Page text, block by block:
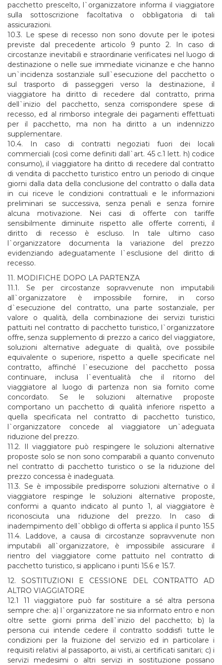
pacchetto prescelto, l`organizzatore informa il viaggiatore
sulla sottoscrizione facoltativa o obbligatoria di tali
assicurazioni.
10.3. Le spese di recesso non sono dovute per le ipotesi
previste dal precedente articolo 9 punto 2. In caso di
circostanze inevitabili e straordinarie verificatesi nel luogo di
destinazione o nelle sue immediate vicinanze e che hanno
un`incidenza sostanziale sull`esecuzione del pacchetto o
sul trasporto di passeggeri verso la destinazione, il
viaggiatore ha diritto di recedere dal contratto, prima
dell`inizio del pacchetto, senza corrispondere spese di
recesso, ed al rimborso integrale dei pagamenti effettuati
per il pacchetto, ma non ha diritto a un indennizzo
supplementare.
10.4. In caso di contratti negoziati fuori dei locali
commerciali (così come definiti dall`art. 45 c.1 lett. h) codice
consumo), il viaggiatore ha diritto di recedere dal contratto
di vendita di pacchetto turistico entro un periodo di cinque
giorni dalla data della conclusione del contratto o dalla data
in cui riceve le condizioni contrattuali e le informazioni
preliminari se successiva, senza penali e senza fornire
alcuna motivazione. Nei casi di offerte con tariffe
sensibilmente diminuite rispetto alle offerte correnti, il
diritto di recesso è escluso. In tale ultimo caso
l`organizzatore documenta la variazione del prezzo
evidenziando adeguatamente l`esclusione del diritto di
recesso.
11. MODIFICHE DOPO LA PARTENZA
11.1. Se per circostanze sopravvenute non imputabili
all`organizzatore è impossibile fornire, in corso
d`esecuzione del contratto, una parte sostanziale, per
valore o qualità, della combinazione dei servizi turistici
pattuiti nel contratto di pacchetto turistico, l`organizzatore
offre, senza supplemento di prezzo a carico del viaggiatore,
soluzioni alternative adeguate di qualità, ove possibile
equivalente o superiore, rispetto a quelle specificate nel
contratto, affinché l`esecuzione del pacchetto possa
continuare, inclusa l`eventualità che il ritorno del
viaggiatore al luogo di partenza non sia fornito come
concordato. Se le soluzioni alternative proposte
comportano un pacchetto di qualità inferiore rispetto a
quella specificata nel contratto di pacchetto turistico,
l`organizzatore concede al viaggiatore un`adeguata
riduzione del prezzo.
11.2. Il viaggiatore può respingere le soluzioni alternative
proposte solo se non sono comparabili a quanto convenuto
nel contratto di pacchetto turistico o se la riduzione del
prezzo concessa è inadeguata.
11.3. Se è impossibile predisporre soluzioni alternative o il
viaggiatore respinge le soluzioni alternative proposte,
conformi a quanto indicato al punto 1, al viaggiatore è
riconosciuta una riduzione del prezzo. In caso di
inadempimento dell`obbligo di offerta si applica il punto 15.5
11.4. Laddove, a causa di circostanze sopravvenute non
imputabili all`organizzatore, è impossibile assicurare il
rientro del viaggiatore come pattuito nel contratto di
pacchetto turistico, si applicano i punti 15.6 e 15.7.
12. SOSTITUZIONI E CESSIONE DEL CONTRATTO AD
ALTRO VIAGGIATORE
12.1 11 viaggiatore può far sostituire a sé altra persona
sempre che: a) l`organizzatore ne sia informato entro e non
oltre sette giorni prima dell`inizio del pacchetto; b) la
persona cui intende cedere il contratto soddisfi tutte le
condizioni per la fruizione del servizio ed in particolare i
requisiti relativi al passaporto, ai visti, ai certificati sanitari; c) i
servizi medesimi o altri servizi in sostituzione possano